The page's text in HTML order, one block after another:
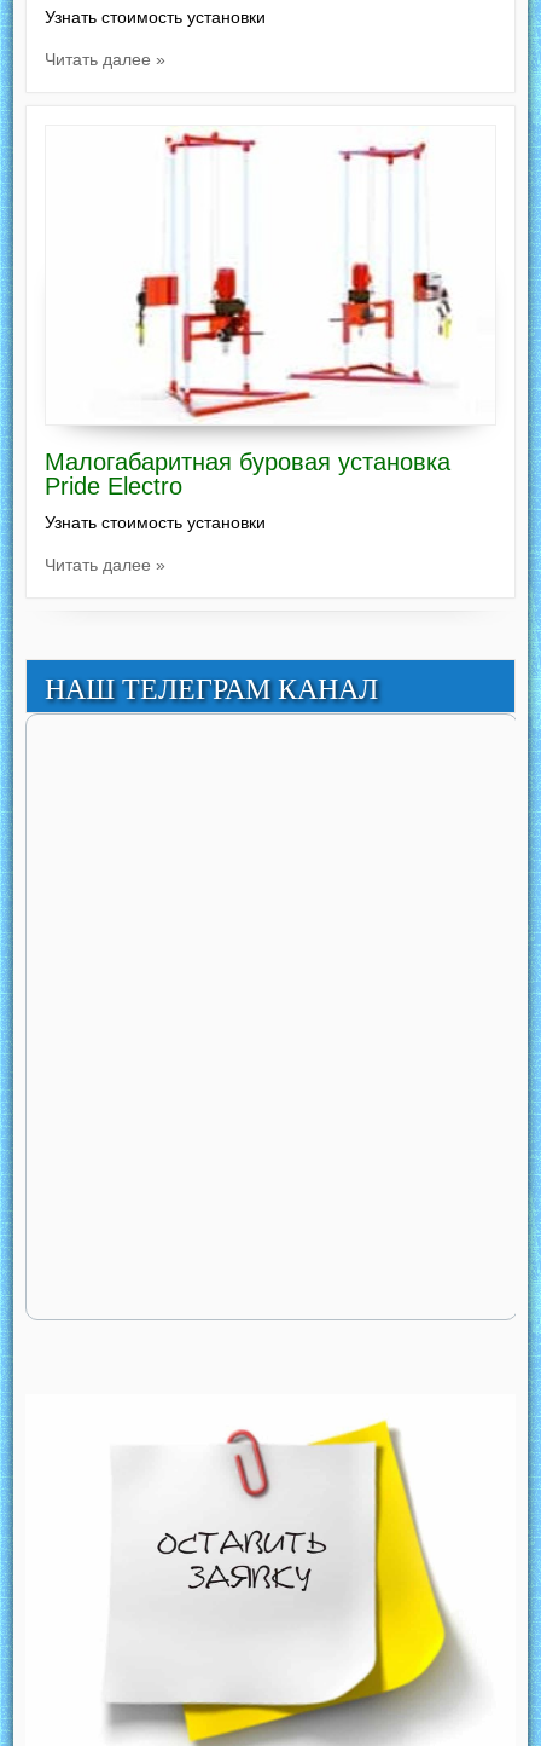
Узнать стоимость установки
Читать далее »
Малогабаритная буровая установка
Pride Electro
Узнать стоимость установки
Читать далее »
НАШ ТЕЛЕГРАМ КАНАЛ